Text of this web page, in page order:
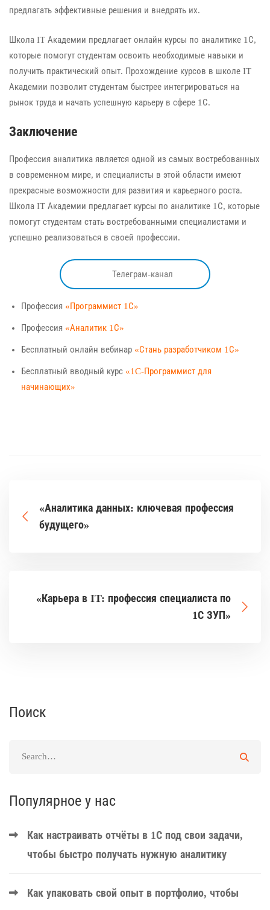
предлагать эффективные решения и внедрять их.
Школа IT Академии предлагает онлайн курсы по аналитике 1С,
которые помогут студентам освоить необходимые навыки и
получить практический опыт. Прохождение курсов в школе IT
Академии позволит студентам быстрее интегрироваться на
рынок труда и начать успешную карьеру в сфере 1С.
Заключение
Профессия аналитика является одной из самых востребованных
в современном мире, и специалисты в этой области имеют
прекрасные возможности для развития и карьерного роста.
Школа IT Академии предлагает курсы по аналитике 1С, которые
помогут студентам стать востребованными специалистами и
успешно реализоваться в своей профессии.
Телеграм-канал
Профессия «Программист 1С»
Профессия «Аналитик 1С»
Бесплатный онлайн вебинар «Стань разработчиком 1С»
Бесплатный вводный курс «1C-Программист для
начинающих»
«Аналитика данных: ключевая профессия
будущего»
«Карьера в IT: профессия специалиста по
1С ЗУП»
Поиск
Популярное у нас
Как настраивать отчёты в 1С под свои задачи,
чтобы быстро получать нужную аналитику
Как упаковать свой опыт в портфолио, чтобы